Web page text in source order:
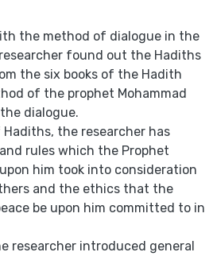
the method of dialogue in the
found out the Hadiths
the six books of the Hadith
of the prophet Mohammad
dialogue.
the researcher has
rules which the Prophet
him took into consideration
and the ethics that the
be upon him committed to in
researcher introduced general